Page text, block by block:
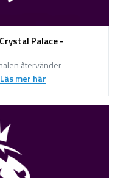
Palace -
återvänder
Läs mer här